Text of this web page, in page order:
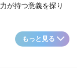
が持つ意義を探り
もっと見る